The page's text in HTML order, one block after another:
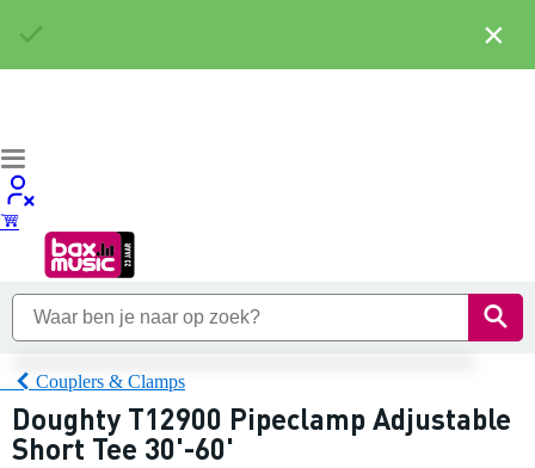
Couplers & Clamps
Doughty T12900 Pipeclamp Adjustable
Short Tee 30'-60'
×